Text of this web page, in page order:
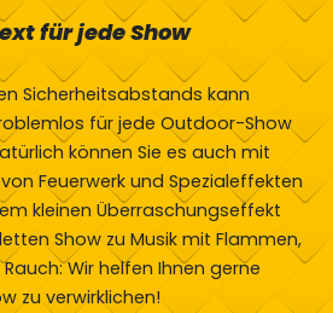
für jede Show
Sicherheitsabstands kann
für jede Outdoor-Show
können Sie es auch mit
Feuerwerk und Spezialeffekten
kleinen Überraschungseffekt
Show zu Musik mit Flammen,
Wir helfen Ihnen gerne
zu verwirklichen!